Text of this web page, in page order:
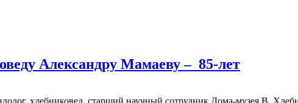
Александру Мамаеву – 85-лет